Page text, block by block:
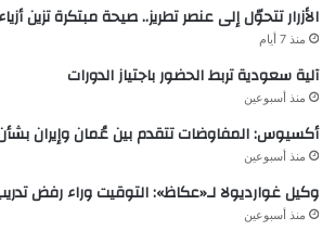
الأزرار تتحوّل إلى عنصر تطريز.. صيحة مبتكرة تزين أزياء
منذ 7 أيام
آلية سعودية تربط الحضور باجتياز الدورات
منذ أسبوعين
أكسيوس: المفاوضات تتقدم بين عُمان وإيران
منذ أسبوعين
وكيل غوارديولا لـ«عكاظ»: التوقيت وراء رفض
منذ أسبوعين